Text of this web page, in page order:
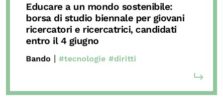
Educare a un mondo sostenibile:
borsa di studio biennale per giovani
ricercatori e ricercatrici, candidati
entro il 4 giugno
Bando | #tecnologie #diritti